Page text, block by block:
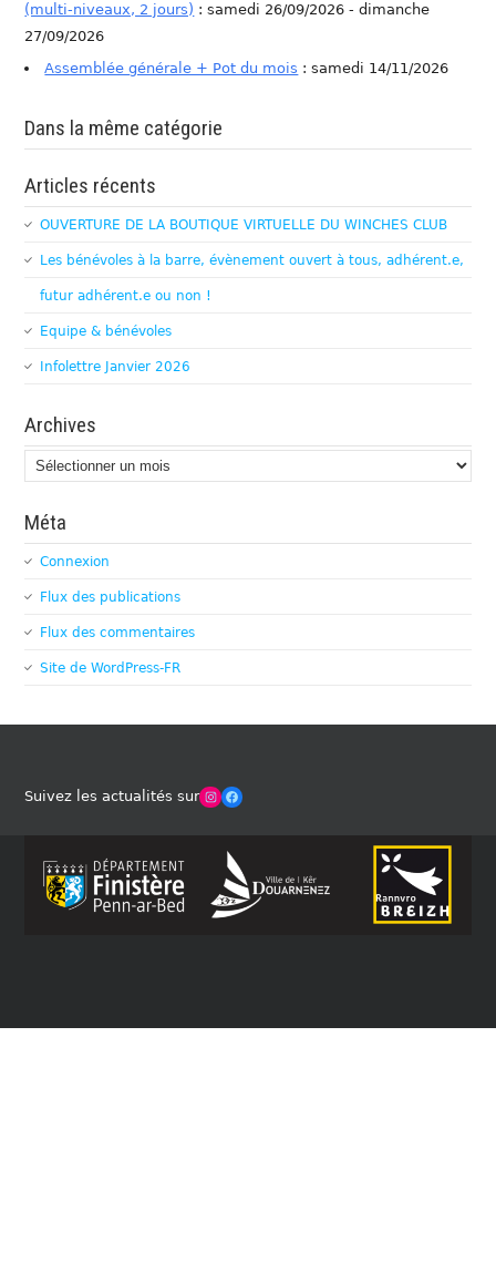
(multi-niveaux, 2 jours) : samedi 26/09/2026 - dimanche
27/09/2026
Assemblée générale + Pot du mois : samedi 14/11/2026
Dans la même catégorie
Articles récents
OUVERTURE DE LA BOUTIQUE VIRTUELLE DU WINCHES CLUB
Les bénévoles à la barre, évènement ouvert à tous, adhérent.e,
futur adhérent.e ou non !
Equipe & bénévoles
Infolettre Janvier 2026
Archives
Archives
Méta
Connexion
Flux des publications
Flux des commentaires
Site de WordPress-FR
Suivez les actualités surWinches Club OfficielFacebook